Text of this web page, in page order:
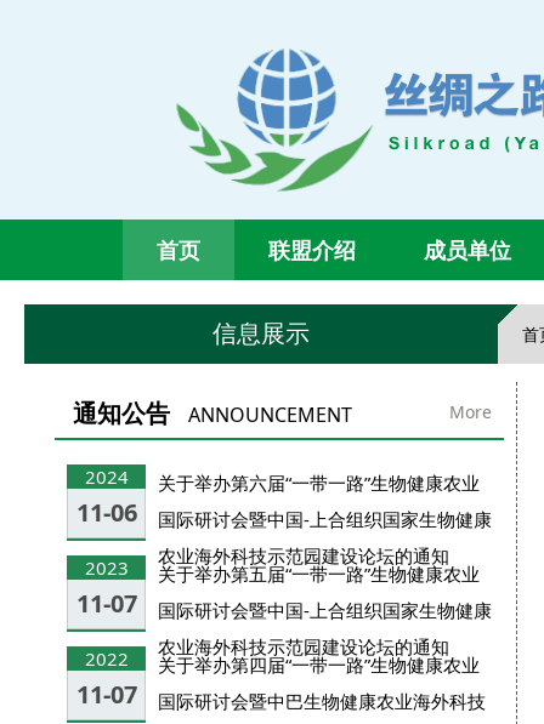
首页 联盟介绍 成员单位
信息展示 首
More
通知公告 ANNOUNCEMENT
2024
11-06
关于举办第六届“一带一路”生物健康农业
国际研讨会暨中国-上合组织国家生物健康
农业海外科技示范园建设论坛的通知
2023
11-07
关于举办第五届“一带一路”生物健康农业
国际研讨会暨中国-上合组织国家生物健康
农业海外科技示范园建设论坛的通知
2022
11-07
关于举办第四届“一带一路”生物健康农业
国际研讨会暨中巴生物健康农业海外科技